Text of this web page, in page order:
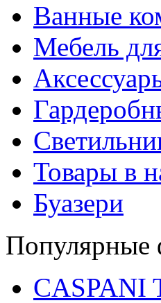
Ванные
Мебель
Товары в
Буазери
Популярные
CASPANI